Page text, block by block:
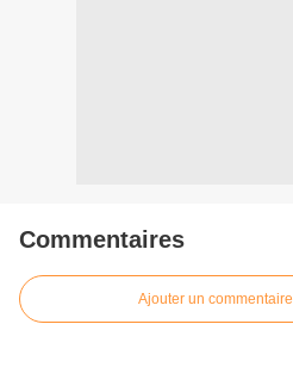
Commentaires
Ajouter un commentaire